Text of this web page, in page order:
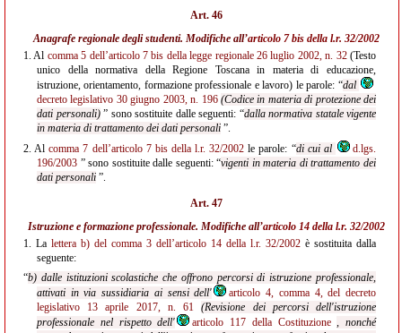
Art. 46
Anagrafe regionale degli studenti. Modifiche all’articolo 7 bis della l.r. 32/2002
1. Al comma 5 dell’articolo 7 bis della legge regionale 26 luglio 2002, n. 32(Testo
unico della normativa della Regione Toscana in materia di educazione,
istruzione, orientamento, formazione professionale e lavoro) le parole: “dal
decreto legislativo 30 giugno 2003, n. 196 (Codice in materia di protezione dei
dati personali)” sono sostituite dalle seguenti: “dalla normativa statale vigente
in materia di trattamento dei dati personali ”.
2. Alcomma 7 dell’articolo 7 bis della l.r. 32/2002 le parole: “di cui al
d.lgs.
196/2003 ” sono sostituite dalle seguenti: “vigenti in materia di trattamento dei
dati personali ”.
Art. 47
Istruzione e formazione professionale. Modifiche all’articolo 14 della l.r. 32/2002
1. La lettera b) del comma 3 dell’articolo 14 della l.r. 32/2002 è sostituita dalla
seguente:
“b) dalle istituzioni scolastiche che offrono percorsi di istruzione professionale,
attivati in via sussidiaria ai sensi dell'
articolo 4, comma 4, del decreto
legislativo 13 aprile 2017, n. 61 (Revisione dei percorsi dell'istruzione
professionale nel rispetto dell'
articolo 117 della Costituzione , nonché